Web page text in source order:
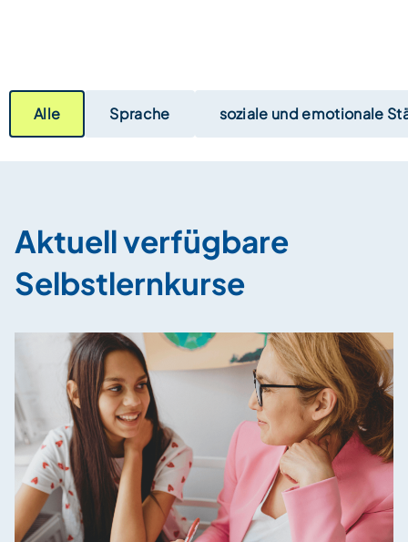
Alle Sprache soziale und emotionale
Aktuell verfügbare
Selbstlernkurse